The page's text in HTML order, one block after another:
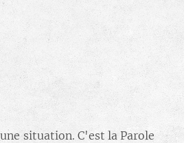
situation. C'est la Parole